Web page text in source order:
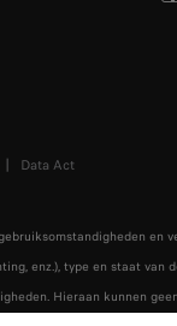
Data Act
en
enz.), type en staat van
Hieraan kunnen